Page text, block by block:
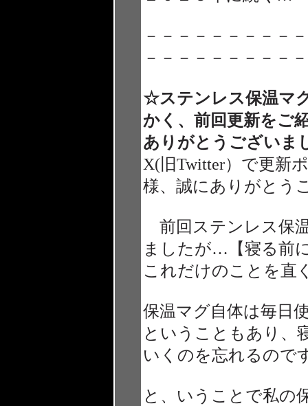
－－－－－－－－－
－－－－－－－－－
☆ステンレス保温マ
かく、前回更新をご
ありがとうございま
X(旧Twitter）で更新
様、誠にありがとう
前回ステンレス保
ましたが…【寝る前
これだけのことを直
保温マグ自体は毎日
ということもあり、
いくのを忘れるので
と、いうことで私の